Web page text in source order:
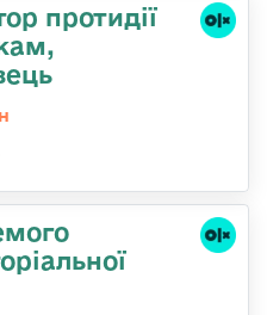
протидії